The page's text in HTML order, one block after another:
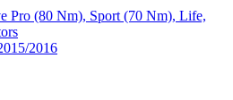
Pro (80 Nm), Sport (70 Nm), Life,
2016